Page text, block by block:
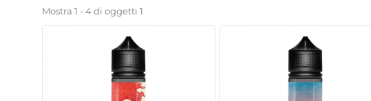
Mostra 1 - 4 di oggetti 1